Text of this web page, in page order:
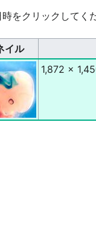
をクリックしてく
イル
1,872 ×